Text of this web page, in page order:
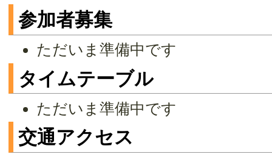
参加者募集
ただいま準備中です
タイムテーブル
ただいま準備中です
交通アクセス